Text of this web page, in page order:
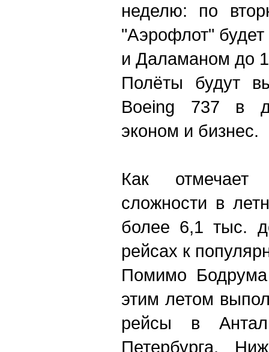
неделю: по
"Аэрофлот"
и Даламаном до
Полёты будут
Boeing 737 в
эконом и бизнес.
Как
сложности в
более 6,1 тыс.
рейсах к
Помимо
этим летом
рейсы в
Петербурга,